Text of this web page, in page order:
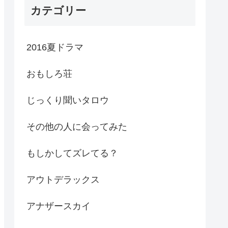
カテゴリー
2016夏ドラマ
おもしろ荘
じっくり聞いタロウ
その他の人に会ってみた
もしかしてズレてる？
アウトデラックス
アナザースカイ